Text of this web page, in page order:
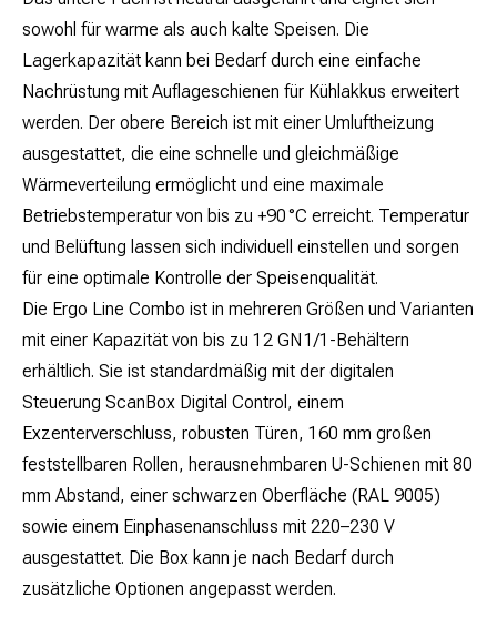
sowohl für warme als auch kalte Speisen. Die
Lagerkapazität kann bei Bedarf durch eine einfache
Nachrüstung mit Auflageschienen für Kühlakkus erweitert
werden. Der obere Bereich ist mit einer Umluftheizung
ausgestattet, die eine schnelle und gleichmäßige
Wärmeverteilung ermöglicht und eine maximale
Betriebstemperatur von bis zu +90 °C erreicht. Temperatur
und Belüftung lassen sich individuell einstellen und sorgen
für eine optimale Kontrolle der Speisenqualität.
Die Ergo Line Combo ist in mehreren Größen und Varianten
mit einer Kapazität von bis zu 12 GN 1/1-Behältern
erhältlich. Sie ist standardmäßig mit der digitalen
Steuerung ScanBox Digital Control, einem
Exzenterverschluss, robusten Türen, 160 mm großen
feststellbaren Rollen, herausnehmbaren U-Schienen mit 80
mm Abstand, einer schwarzen Oberfläche (RAL 9005)
sowie einem Einphasenanschluss mit 220–230 V
ausgestattet. Die Box kann je nach Bedarf durch
zusätzliche Optionen angepasst werden.